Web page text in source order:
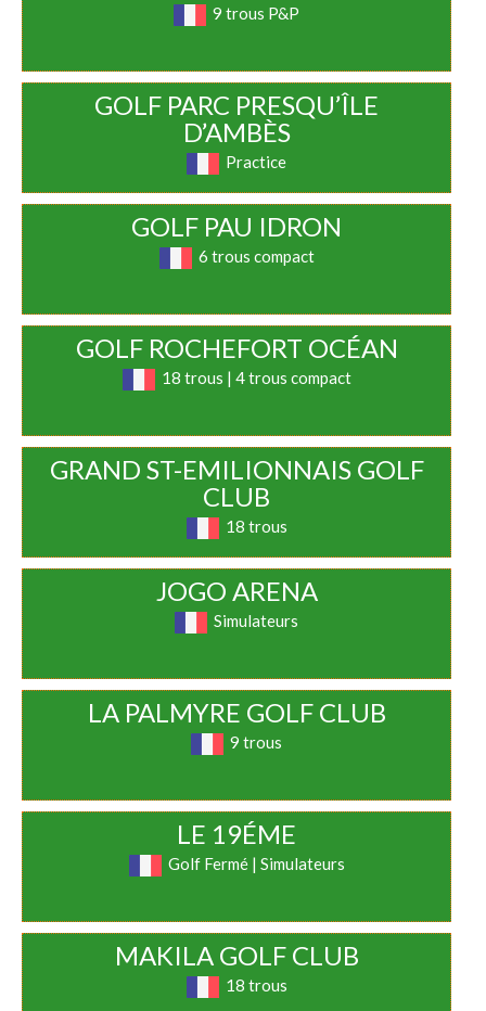
9 trous P&P
GOLF PARC PRESQU’ÎLE
D’AMBÈS
Practice
GOLF PAU IDRON
6 trous compact
GOLF ROCHEFORT OCÉAN
18 trous | 4 trous compact
GRAND ST-EMILIONNAIS GOLF
CLUB
18 trous
JOGO ARENA
Simulateurs
LA PALMYRE GOLF CLUB
9 trous
LE 19ÉME
Golf Fermé | Simulateurs
MAKILA GOLF CLUB
18 trous